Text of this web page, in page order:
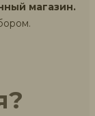
магазин.